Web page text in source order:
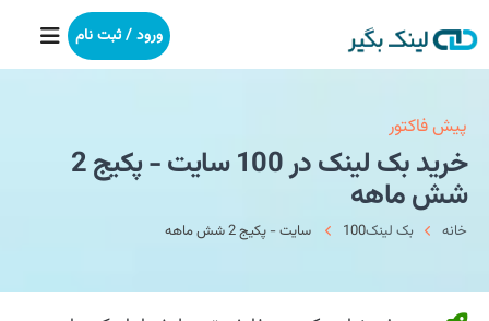
خانه
بکلینک
رپورتاژآگهی
خدمات ما
ورود / ثبت نام
پیش فاکتور
خرید بک لینک در 100 سایت - پکیج 2
شش ماهه
خانه بک لینک100 سایت - پکیج 2 شش ماهه